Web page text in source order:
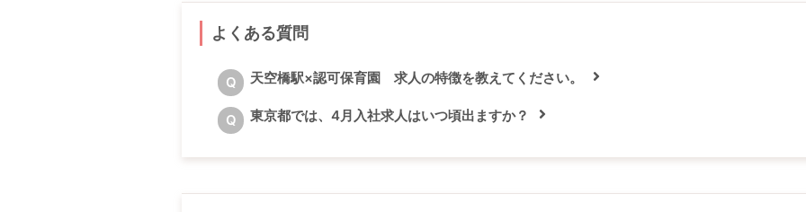
よくある質問
Q 天空橋駅×認可保育園 求人の特徴を教えてください。
Q 東京都では、4月入社求人はいつ頃出ますか？